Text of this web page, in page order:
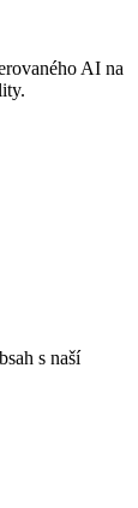
AI na
s naší